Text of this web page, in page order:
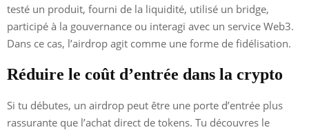
testé un produit, fourni de la liquidité, utilisé un bridge,
participé à la gouvernance ou interagi avec un service Web3.
Dans ce cas, l’airdrop agit comme une forme de fidélisation.
Réduire le coût d’entrée dans la crypto
Si tu débutes, un airdrop peut être une porte d’entrée plus
rassurante que l’achat direct de tokens. Tu découvres le